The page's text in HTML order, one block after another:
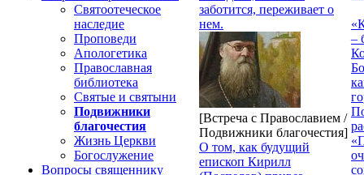
Святоотеческое
наследие
Проповеди
Апологетика
Православная
библиотека
Святые и святыни
Подвижники
благочестия
Жизнь Церкви
Богослужение
Вопросы священнику
заботится, переживает о
нем.
[Встреча с Православием /
Подвижники благочестия]
О том, как будущий
епископ Кирилл
–